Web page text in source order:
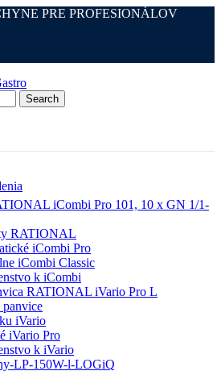
PRE PROFESIONÁLOV
Search
RATIONAL
iCombi Pro
iCombi Classic
k iCombi
iVario
iVario Pro
k iVario